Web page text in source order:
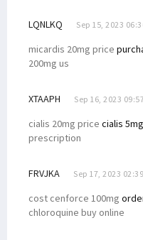
LQNLKQ Sep 15, 2023
micardis 20mg price
200mg us
XTAAPH Sep 16, 2023
cialis 20mg price cialis
prescription
FRVJKA Sep 17, 2023
cost cenforce 100mg
chloroquine buy online